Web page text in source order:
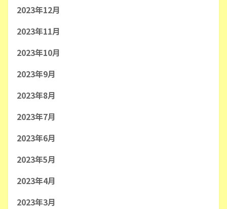
2023年12月
2023年11月
2023年10月
2023年9月
2023年8月
2023年7月
2023年6月
2023年5月
2023年4月
2023年3月